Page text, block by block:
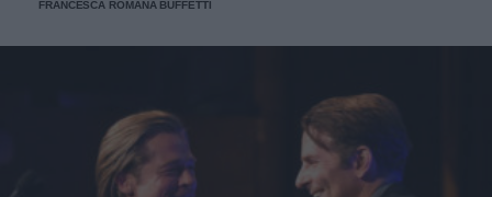
FRANCESCA ROMANA BUFFETTI